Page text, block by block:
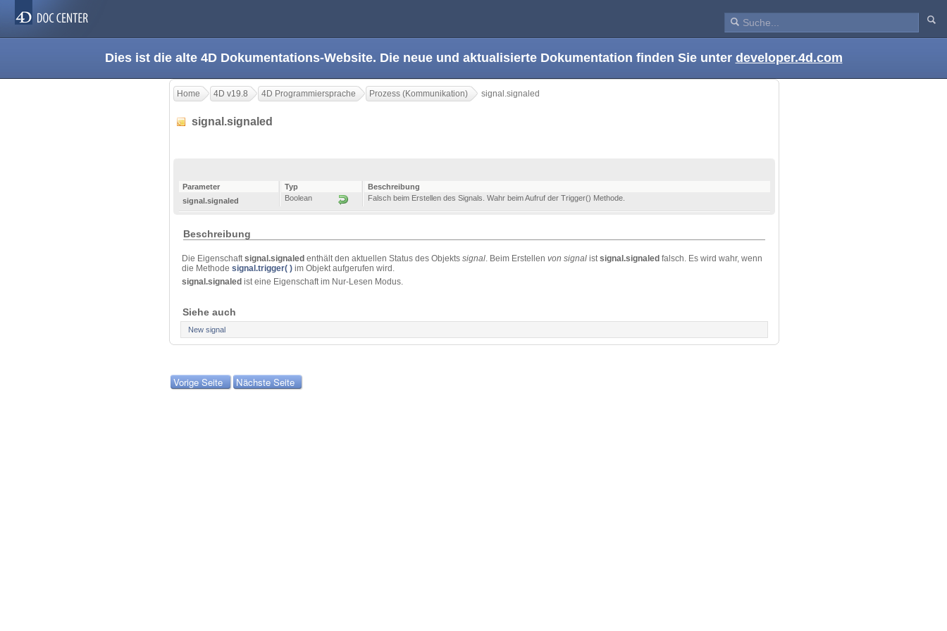
Dies ist die alte 4D Dokumentations-Website. Die neue und aktualisierte Dokumentation finden Sie unter developer.4d.com
Home 4D v19.8 4D Programmiersprache Prozess (Kommunikation) signal.signaled
signal.signaled
Parameter Typ
Beschreibung
signal.signaled
Boolean Falsch beim Erstellen des Signals. Wahr beim Aufruf der Trigger() Methode.
Beschreibung
Die Eigenschaftsignal.signaled enthält den aktuellen Status des Objekts signal. Beim Erstellen von signal istsignal.signaled falsch. Es wird wahr, wenn
die Methode signal.trigger( ) im Objekt aufgerufen wird.
signal.signaled ist eine Eigenschaft im Nur-Lesen Modus.
Siehe auch
New signal
Vorige Seite Nächste Seite